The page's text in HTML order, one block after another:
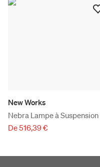
New Works
Nebra Lampe à Suspension
De 516,39 €